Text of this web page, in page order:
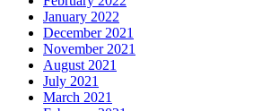
January 2022
December 2021
November 2021
August 2021
July 2021
March 2021